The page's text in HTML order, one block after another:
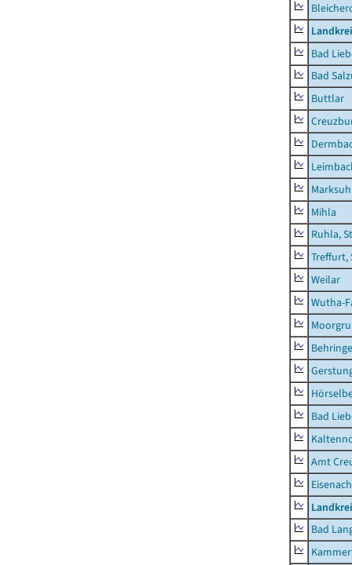
Bad
Bad
Buttlar
Mihla
Ruhla,
Treffurt,
Weilar
Wutha-
Bad
Amt
Bad